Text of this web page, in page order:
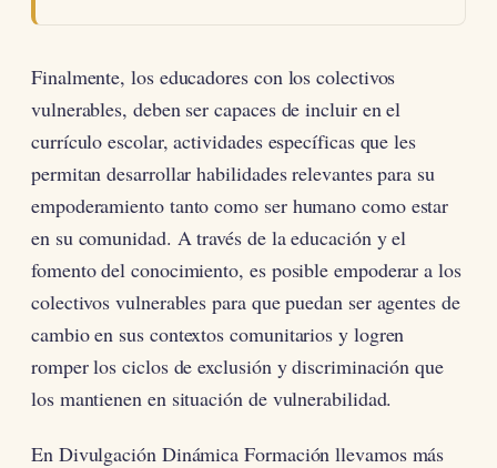
Finalmente, los educadores con los colectivos
vulnerables, deben ser capaces de incluir en el
currículo escolar, actividades específicas que les
permitan desarrollar habilidades relevantes para su
empoderamiento tanto como ser humano como estar
en su comunidad. A través de la educación y el
fomento del conocimiento, es posible empoderar a los
colectivos vulnerables para que puedan ser agentes de
cambio en sus contextos comunitarios y logren
romper los ciclos de exclusión y discriminación que
los mantienen en situación de vulnerabilidad.
En Divulgación Dinámica Formación llevamos más